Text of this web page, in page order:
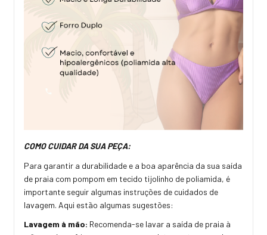
COMO CUIDAR DA SUA PEÇA:
Para garantir a durabilidade e a boa aparência da sua saída
de praia com pompom em tecido tijolinho de poliamida, é
importante seguir algumas instruções de cuidados de
lavagem. Aqui estão algumas sugestões:
Lavagem à mão: Recomenda-se lavar a saída de praia à